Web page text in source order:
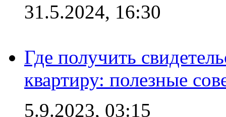
31.5.2024, 16:30
Где получить
квартиру: полезные
5.9.2023, 03:15